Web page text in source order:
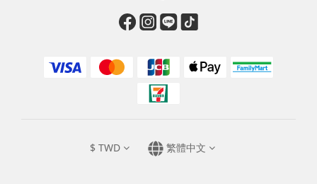
$ TWD 繁體中文